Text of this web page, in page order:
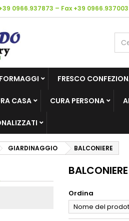
0966.937873 – Fax +39 0966.937003
FRESCO
CASA CURA PERSONA
GIARDINAGGIO BALCONIERE
BALCONIERE
Ordina
Nome del